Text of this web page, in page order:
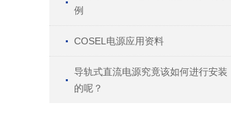
例
COSEL电源应用资料
导轨式直流电源究竟该如何进行安装
的呢？